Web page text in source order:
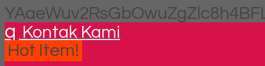
q Kontak Kami
Hot Item!